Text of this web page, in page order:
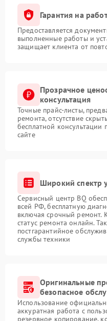
Гарантия на
Предоставляется
выполненные работы и
защищает клиента от
Прозрачное
консультация
Точные прайс-листы,
ремонта, отсутствие
бесплатной
сайте
Широкий спектр
Сервисный центр BQ
всей РФ, бесплатную
включая срочный ремонт.
статус ремонта онлайн.
постгарантийное
службы техники
Оригинальные
безопасное
Использование
аккуратная работа с
резервное копирование,